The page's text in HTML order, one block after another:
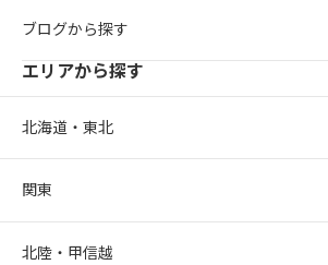
ブログから探す
エリアから探す
北海道・東北
関東
北陸・甲信越